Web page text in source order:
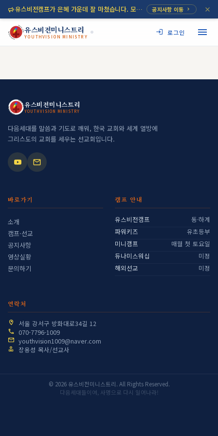
유스비전캠프가 은혜 가운데 잘 마쳤습니다. 모든 영광 하나님께 올려드립니다! 공지사항 이동
JESUS MY SAVIOR
YOUTHVISION MINISTRY
유스비전미니스트리
YOUTHVISION MINISTRY
로그인
JESUS MY SAVIOR
YOUTHVISION MINISTRY
유스비전미니스트리
YOUTHVISION MINISTRY
다음세대를 말씀과 기도로 깨워, 한국 교회와 세계 열방에
그리스도의 교회를 세우는 선교회입니다.
바로가기
소개
캠프·선교
공지사항
영상실황
문의하기
캠프 안내
유스비전캠프
동·하계
파워키즈
유초등부
미니캠프
매월 첫 토요일
듀나미스워십
미정
해외선교
미정
연락처
서울 강서구 방화대로34길 12
070-7796-1009
youthvision1009@naver.com
장용성 목사/선교사
© 2026 유스비전미니스트리. All Rights Reserved.
다음세대들이여, 사명으로 다시 일어나라!